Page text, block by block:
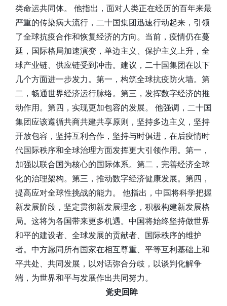
类命运共同体。 他指出，面对人类正在经历的百年来最
严重的传染病大流行，二十国集团迅速行动起来，引领
了全球抗疫合作和恢复经济的方向。当前，疫情仍在蔓
延，国际格局加速演变，单边主义、保护主义上升，全
球产业链、供应链受到冲击。建议，二十国集团在以下
几个方面进一步发力。第一，构筑全球抗疫防火墙。第
二，畅通世界经济运行脉络。第三，发挥数字经济的推
动作用。第四，实现更加包容的发展。 他强调，二十国
集团应该遵循共商共建共享原则，坚持多边主义，坚持
开放包容，坚持互利合作，坚持与时俱进，在后疫情时
代国际秩序和全球治理方面发挥更大引领作用。第一，
加强以联合国为核心的国际体系。第二，完善经济全球
化的治理架构。第三，推动数字经济健康发展。第四，
提高应对全球性挑战的能力。 他指出，中国将科学把握
新发展阶段，坚定贯彻新发展理念，积极构建新发展格
局。这将为各国带来更多机遇。中国将始终坚持做世界
和平的建设者、全球发展的贡献者、国际秩序的维护
者。中方愿同所有国家在相互尊重、平等互利基础上和
平共处、共同发展，以对话弥合分歧，以谈判化解争
端，为世界和平与发展作出共同努力。
党史回眸